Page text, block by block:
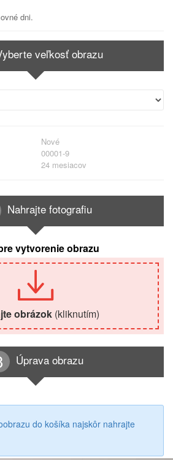
dni.
veľkosť obrazu
Nové
00001-9
24 mesiacov
Nahrajte fotografiu
vytvorenie obrazu
obrázok(kliknutím)
Úprava obrazu
do košíka najskôr nahrajte